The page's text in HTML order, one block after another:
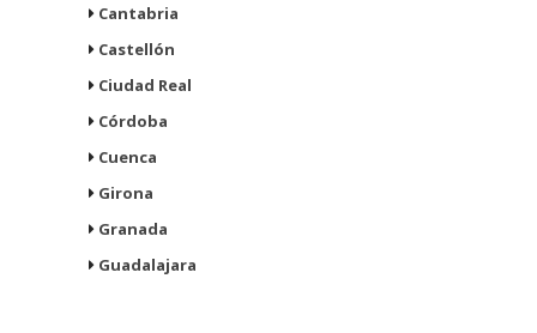
Cantabria
Castellón
Ciudad Real
Córdoba
Cuenca
Girona
Granada
Guadalajara